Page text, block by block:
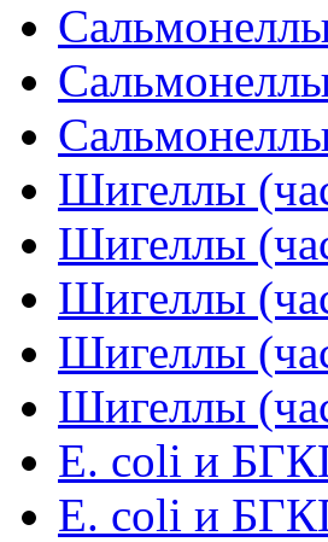
Шигеллы
Шигеллы
Шигеллы
Шигеллы
Шигеллы
E. coli и
E. coli и